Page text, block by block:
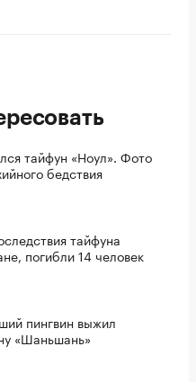
тайфун «Ноул». Фото
бедствия
тайфуна
погибли 14 человек
пингвин выжил
«Шаньшань»